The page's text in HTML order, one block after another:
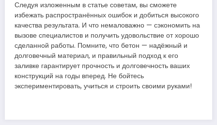
Следуя изложенным в статье советам, вы сможете
избежать распространённых ошибок и добиться высокого
качества результата. И что немаловажно — сэкономить на
вызове специалистов и получить удовольствие от хорошо
сделанной работы. Помните, что бетон — надёжный и
долговечный материал, и правильный подход к его
заливке гарантирует прочность и долговечность ваших
конструкций на годы вперед. Не бойтесь
экспериментировать, учиться и строить своими руками!